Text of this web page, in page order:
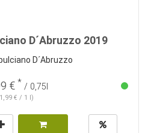
D´Abruzzo 2019
D´Abruzzo
€ * / 0,75l
€ / 1 l)